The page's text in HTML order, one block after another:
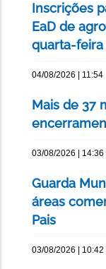
Inscrições
EaD de
quarta-feira
04/08/2026 | 11:54
Mais de 37
03/08/2026 | 14:36
Guarda
áreas
Pais
03/08/2026 | 10:42